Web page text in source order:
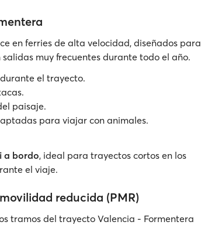
en ferries de alta velocidad, diseñados para
muy frecuentes durante todo el año.
el trayecto.
paisaje.
para viajar con animales.
a bordo, ideal para trayectos cortos en los
el viaje.
reducida (PMR)
tramos del trayecto Valencia - Formentera